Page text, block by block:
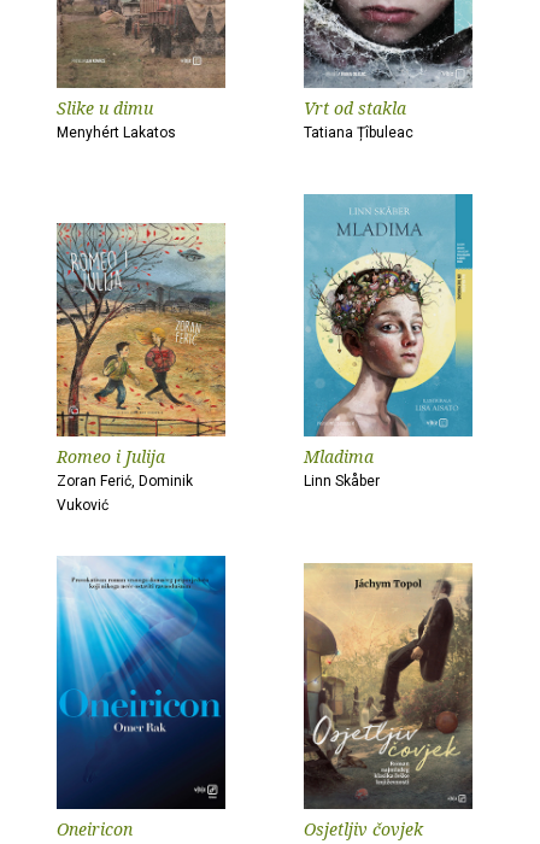
Slike u dimu
Menyhért Lakatos
Vrt od stakla
Tatiana Țîbuleac
Romeo i Julija
Zoran Ferić, Dominik
Vuković
Mladima
Linn Skåber
Oneiricon Osjetljiv čovjek